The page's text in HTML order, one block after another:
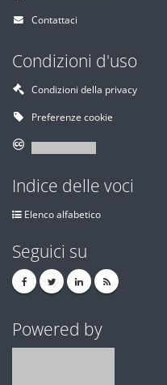
Contattaci
Condizioni d'uso
Condizioni della privacy
Preferenze cookie
Indice delle voci
Elenco alfabetico
Seguici su
Powered by